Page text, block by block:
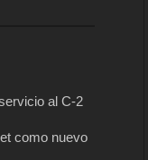
al C-2
como nuevo